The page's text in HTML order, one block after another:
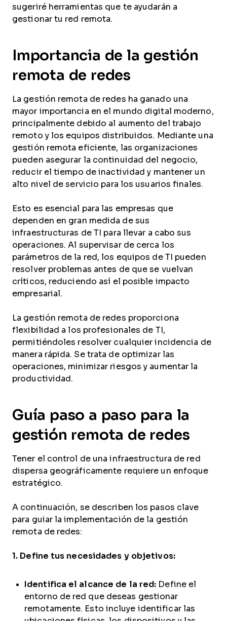
sugeriré herramientas que te ayudarán a
gestionar tu red remota.
Importancia de la gestión
remota de redes
La gestión remota de redes ha ganado una
mayor importancia en el mundo digital moderno,
principalmente debido al aumento del trabajo
remoto y los equipos distribuidos. Mediante una
gestión remota eficiente, las organizaciones
pueden asegurar la continuidad del negocio,
reducir el tiempo de inactividad y mantener un
alto nivel de servicio para los usuarios finales.
Esto es esencial para las empresas que
dependen en gran medida de sus
infraestructuras de TI para llevar a cabo sus
operaciones. Al supervisar de cerca los
parámetros de la red, los equipos de TI pueden
resolver problemas antes de que se vuelvan
críticos, reduciendo así el posible impacto
empresarial.
La gestión remota de redes proporciona
flexibilidad a los profesionales de TI,
permitiéndoles resolver cualquier incidencia de
manera rápida. Se trata de optimizar las
operaciones, minimizar riesgos y aumentar la
productividad.
Guía paso a paso para la
gestión remota de redes
Tener el control de una infraestructura de red
dispersa geográficamente requiere un enfoque
estratégico.
A continuación, se describen los pasos clave
para guiar la implementación de la gestión
remota de redes:
1. Define tus necesidades y objetivos:
Identifica el alcance de la red: Define el
entorno de red que deseas gestionar
remotamente. Esto incluye identificar las